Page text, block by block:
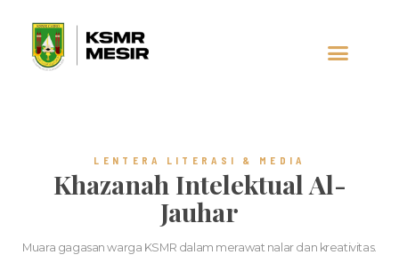
LENTERA LITERASI & MEDIA
Khazanah Intelektual Al-
Jauhar
Muara gagasan warga KSMR dalam merawat nalar dan kreativitas.